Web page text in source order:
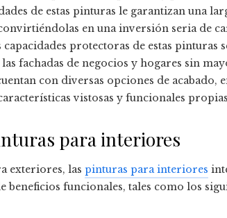
de estas pinturas le garantizan una
en una inversión seria de
capacidades protectoras de estas pinturas
fachadas de negocios y hogares sin
con diversas opciones de acabado,
vistosas y funcionales
para interiores
exteriores, las pinturas para interiores
beneficios funcionales, tales como los